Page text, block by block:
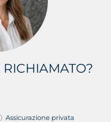
RICHIAMATO?
Assicurazione privata